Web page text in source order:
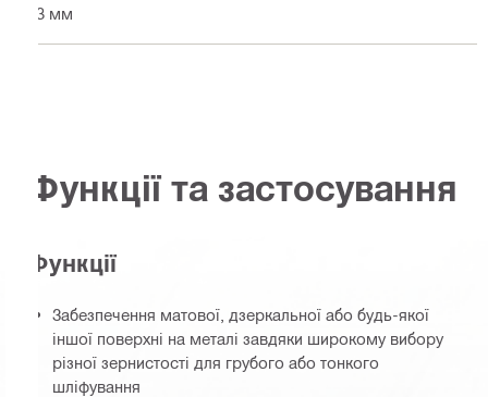
13 мм
Функції та застосування
Функції
Забезпечення матової, дзеркальної або будь-якої
іншої поверхні на металі завдяки широкому вибору
різної зернистості для грубого або тонкого
шліфування